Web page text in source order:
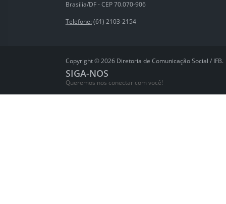
Brasília/DF - CEP 70.070-906
Telefone: (61) 2103-2154
Copyright © 2026 Diretoria de Comunicação Social / IFB.
SIGA-NOS
Queremos nos conectar com você!